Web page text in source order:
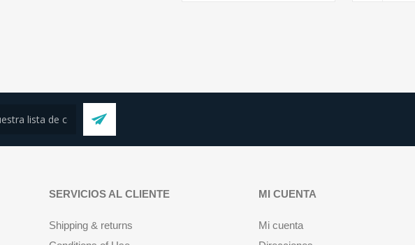
SERVICIOS AL CLIENTE
Shipping & returns
MI CUENTA
Mi cuenta